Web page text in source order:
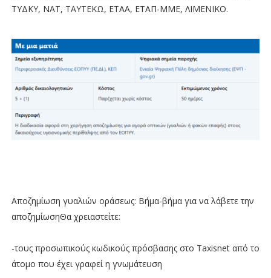
ΤΥΔΚΥ, ΝΑΤ, ΤΑΥΤΕΚΩ, ΕΤΑΑ, ΕΤΑΠ-ΜΜΕ, ΛΙΜΕΝΙΚΟ.
Αποζημίωση γυαλιών οράσεως: Βήμα-βήμα για να λάβετε την
αποζημίωσηΘα χρειαστείτε:
-τους προσωπικούς κωδικούς πρόσβασης στο Taxisnet από το
άτομο που έχει γραφεί η γνωμάτευση